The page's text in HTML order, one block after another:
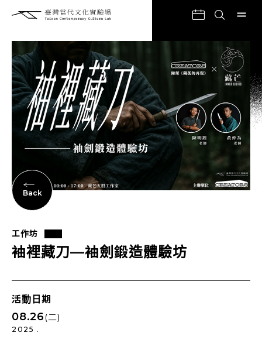
Back
工作坊
袖裡藏刀—袖劍鍛造體驗坊
活動日期
08.26(二)
2025 .